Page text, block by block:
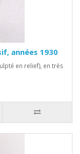
années 1930
en relief), en très